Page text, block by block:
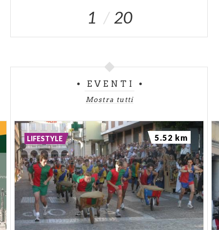
1 20
EVENTI
Mostra tutti
LIFESTYLE 5.52 km